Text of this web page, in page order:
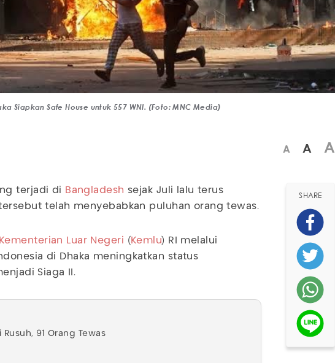
Siapkan Safe House untuk 557 WNI. (Foto: MNC Media)
A A A
terjadi di Bangladesh sejak Juli lalu terus
telah menyebabkan puluhan orang tewas.
Kementerian Luar Negeri ( Kemlu) RI melalui
di Dhaka meningkatkan status
Siaga II.
91 Orang Tewas
SHARE